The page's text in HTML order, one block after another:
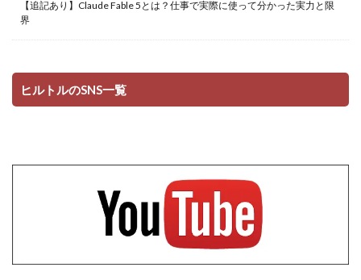
【追記あり】Claude Fable 5とは？仕事で実際に使って分かった実力と限
界
ヒルトルのSNS一覧